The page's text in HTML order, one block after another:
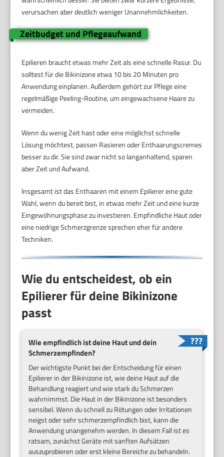
verursachen aber deutlich weniger Unannehmlichkeiten.
Zeitbudget und Pflegeaufwand
Epilieren braucht etwas mehr Zeit als eine schnelle Rasur. Du
solltest für die Bikinizone etwa 10 bis 20 Minuten pro
Anwendung einplanen. Außerdem gehört zur Pflege eine
regelmäßige Peeling-Routine, um eingewachsene Haare zu
vermeiden.
Wenn du wenig Zeit hast oder eine möglichst schnelle
Lösung möchtest, passen Rasieren oder Enthaarungscremes
besser zu dir. Sie sind zwar nicht so langanhaltend, sparen
aber Zeit und Aufwand.
Insgesamt ist das Enthaaren mit einem Epilierer eine gute
Wahl, wenn du bereit bist, in etwas mehr Zeit und eine kurze
Eingewöhnungsphase zu investieren. Empfindliche Haut oder
eine niedrige Schmerzgrenze sprechen eher für andere
Techniken.
Wie du entscheidest, ob ein
Epilierer für deine Bikinizone
passt
Wie empfindlich ist deine Haut und dein
Schmerzempfinden?
Der wichtigste Punkt bei der Entscheidung für einen
Epilierer in der Bikinizone ist, wie deine Haut auf die
Behandlung reagiert und wie stark du Schmerzen
wahrnimmst. Die Haut in der Bikinizone ist besonders
sensibel. Wenn du schnell zu Rötungen oder Irritationen
neigst oder sehr schmerzempfindlich bist, kann die
Anwendung unangenehm werden. In diesem Fall ist es
ratsam, zunächst Geräte mit sanften Aufsätzen
auszuprobieren oder erst kleine Bereiche zu behandeln.